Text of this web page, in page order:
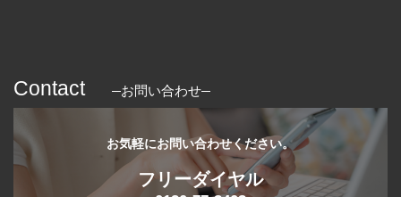
Contact お問い合わせ
お気軽にお問い合わせください。
フリーダイヤル